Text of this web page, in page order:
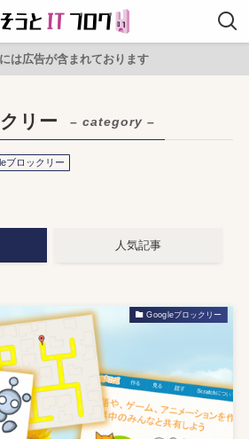
は広告が含まれております
リー – category –
ブロックリー
人気記事
Googleブロックリー